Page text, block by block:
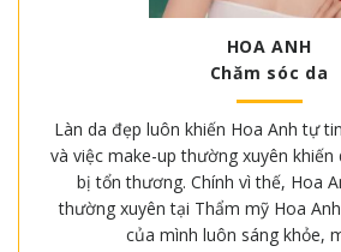
HOA ANH
Chăm sóc da
Làn da đẹp luôn khiến Hoa Anh tự
và việc make-up thường xuyên khiến
bị tổn thương. Chính vì thế, Hoa
thường xuyên tại Thẩm mỹ Hoa
của mình luôn sáng khỏe,